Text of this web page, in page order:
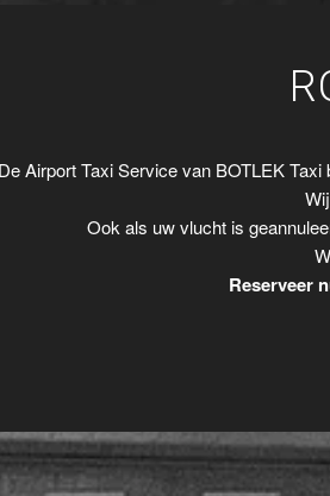
De Airport Taxi Service van BOTLEK Taxi
Ook als uw vlucht is
Reserveer